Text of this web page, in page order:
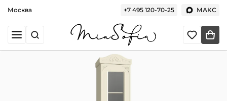
Москва +7 495 120-70-25 МАКС